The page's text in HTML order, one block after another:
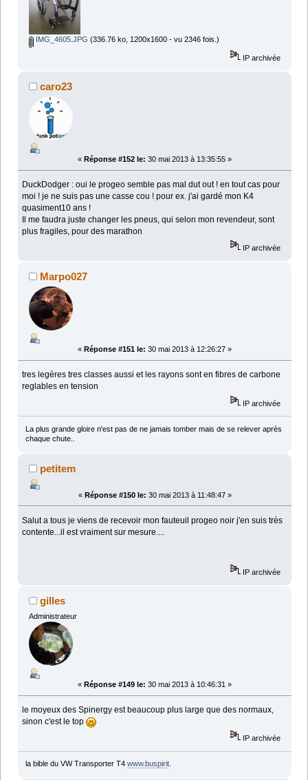
IMG_4605.JPG (336.76 ko, 1200x1600 - vu 2346 fois.)
IP archivée
caro23
« Réponse #152 le: 30 mai 2013 à 13:35:55 »
DuckDodger : oui le progeo semble pas mal dut out ! en tout cas pour
moi ! je ne suis pas une casse cou ! pour ex. j'ai gardé mon K4
quasiment10 ans !
Il me faudra juste changer les pneus, qui selon mon revendeur, sont
plus fragiles, pour des marathon
IP archivée
Marpo027
« Réponse #151 le: 30 mai 2013 à 12:26:27 »
tres legères tres classes aussi et les rayons sont en fibres de carbone
reglables en tension
IP archivée
La plus grande gloire n'est pas de ne jamais tomber mais de se relever après
chaque chute..
petitem
« Réponse #150 le: 30 mai 2013 à 11:48:47 »
Salut a tous je viens de recevoir mon fauteuil progeo noir j'en suis très
contente...il est vraiment sur mesure....
IP archivée
gilles
Administrateur
« Réponse #149 le: 30 mai 2013 à 10:46:31 »
le moyeux des Spinergy est beaucoup plus large que des normaux,
sinon c'est le top
IP archivée
la bible du VW Transporter T4 www.buspirit.